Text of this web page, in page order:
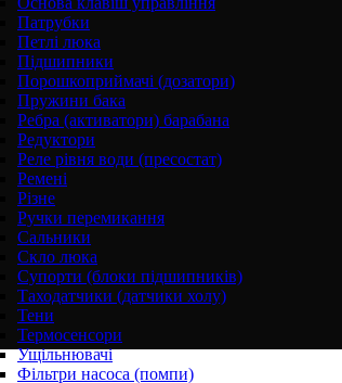
Патрубки
Петлі люка
Підшипники
Порошкоприймачі (дозатори)
Пружини бака
Ребра (активатори) барабана
Редуктори
Реле рівня води (пресостат)
Ремені
Різне
Ручки перемикання
Сальники
Скло люка
Супорти (блоки підшипників)
Таходатчики (датчики холу)
Тени
Термосенсори
Ущільнювачі
Фільтри насоса (помпи)